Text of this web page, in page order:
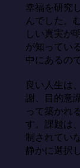
幸福を研究
んでした。
しい真実が
が知ってい
中にあるの
良い人生は
謝、目的意
って築かれ
す。課題は
制されてい
静かに選択